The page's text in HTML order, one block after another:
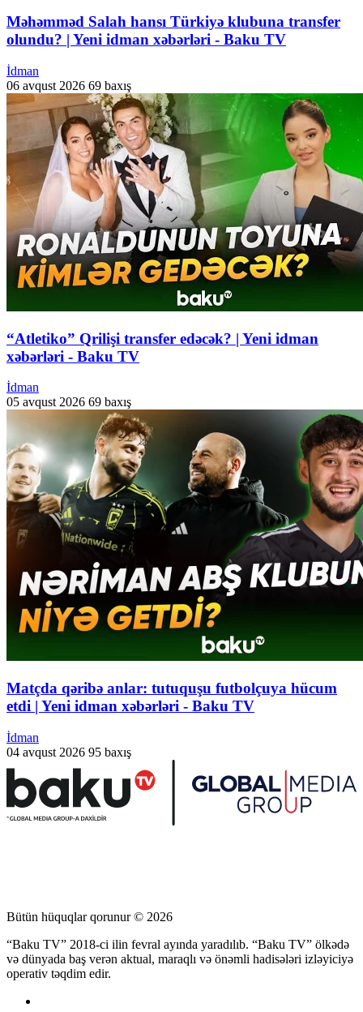
Məhəmməd Salah hansı Türkiyə klubuna transfer
olundu? | Yeni idman xəbərləri - Baku TV
İdman
06 avqust 2026 69 baxış
“Atletiko” Qrilişi transfer edəcək? | Yeni idman
xəbərləri - Baku TV
İdman
05 avqust 2026 69 baxış
Matçda qəribə anlar: tutuquşu futbolçuya hücum
etdi | Yeni idman xəbərləri - Baku TV
İdman
04 avqust 2026 95 baxış
Bütün hüquqlar qorunur © 2026
“Baku TV” 2018-ci ilin fevral ayında yaradılıb. “Baku TV” ölkədə
və dünyada baş verən aktual, maraqlı və önəmli hadisələri izləyiciyə
operativ təqdim edir.